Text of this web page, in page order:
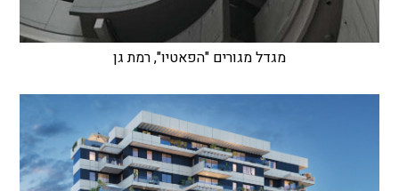
מגדל מגורים "הפאטיו", רמת גן